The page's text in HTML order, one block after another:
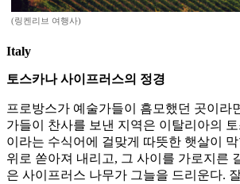
(링켄리브 여행사)
Italy
토스카나 사이프러스의 정경
프로방스가 예술가들이 흠모했던 곳이라
가들이 찬사를 보낸 지역은 이탈리아의
이라는 수식어에 걸맞게 따뜻한 햇살이
위로 쏟아져 내리고, 그 사이를 가로지른
은 사이프러스 나무가 그늘을 드리운다.